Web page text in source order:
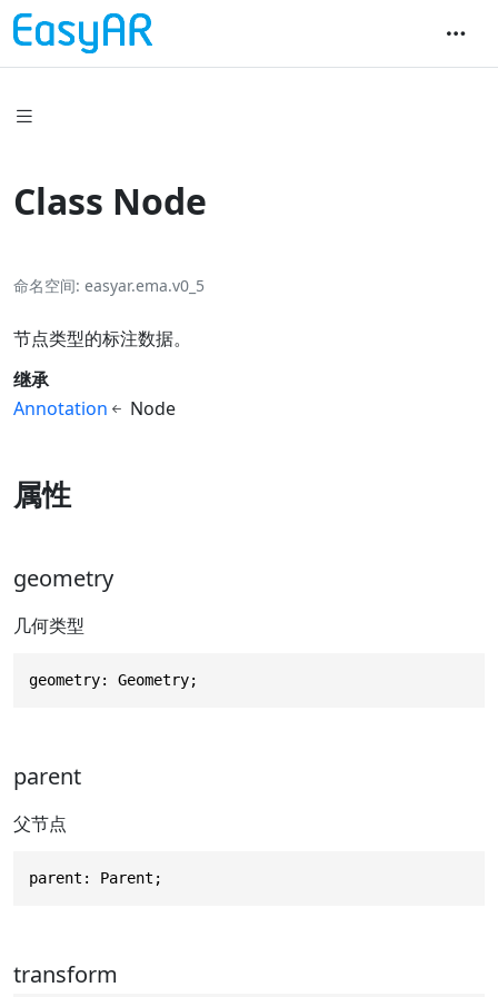
Class Node
命名空间 easyar.ema.v0_5
节点类型的标注数据。
继承
Annotation
Node
属性
geometry
几何类型
geometry: Geometry;
parent
父节点
parent: Parent;
transform